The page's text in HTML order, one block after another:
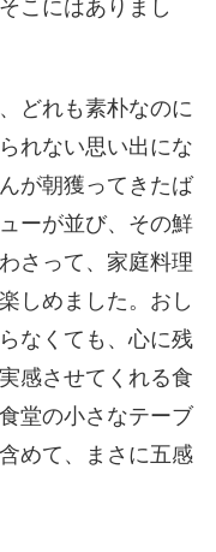
こにはありまし
どれも素朴なのに
れない思い出にな
が朝獲ってきたば
ーが並び、その鮮
さって、家庭料理
しめました。おし
なくても、心に残
感させてくれる食
堂の小さなテーブ
めて、まさに五感